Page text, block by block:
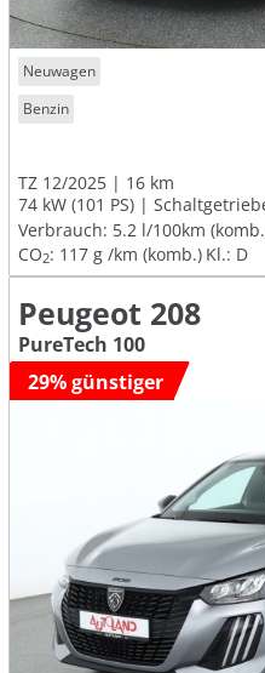
Neuwagen
Benzin
TZ 12/2025
16 km
74 kW (101 PS)
Verbrauch: 5.2 l/100km
CO2: 117 g /km (komb.) Kl.: D
Peugeot 208
PureTech 100
29% günstiger